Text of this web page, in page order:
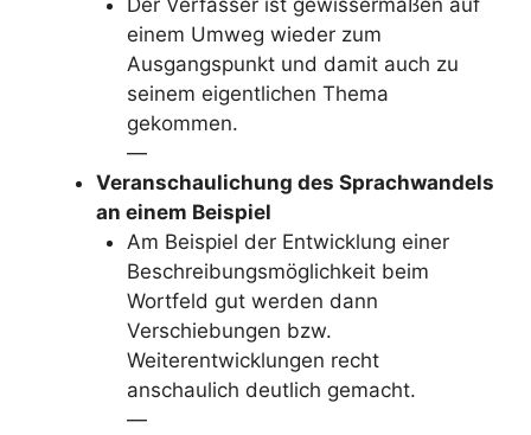
einem Umweg wieder zum
Ausgangspunkt und damit auch zu
seinem eigentlichen Thema
gekommen.
—
Veranschaulichung des Sprachwandels
an einem Beispiel
Am Beispiel der Entwicklung einer
Beschreibungsmöglichkeit beim
Wortfeld gut werden dann
Verschiebungen bzw.
Weiterentwicklungen recht
anschaulich deutlich gemacht.
—